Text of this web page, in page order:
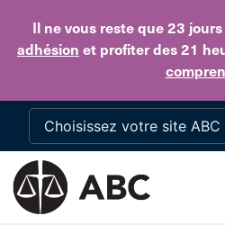
Il ne vous reste que 23 jours
adhésion et profiter des 21